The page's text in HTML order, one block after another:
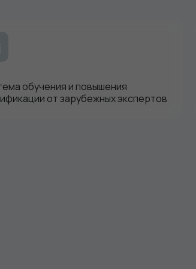
обучения и повышения
от зарубежных экспертов